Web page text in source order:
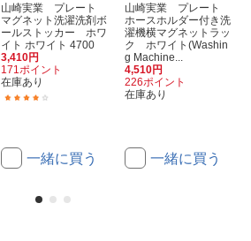
山崎実業 プレート
マグネット洗濯洗剤ボ
ールストッカー ホワ
イト ホワイト 4700
3,410円
171ポイント
在庫あり
一緒に買う
山崎実業 プレート
ホースホルダー付き洗
濯機横マグネットラッ
ク ホワイト(Washin
g Machine...
4,510円
226ポイント
在庫あり
一緒に買う